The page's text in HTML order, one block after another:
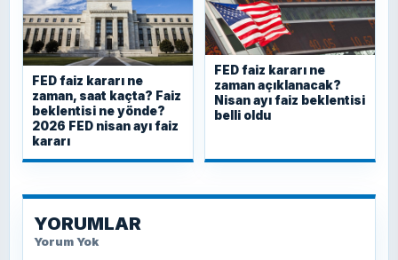
FED faiz kararı ne
zaman, saat kaçta? Faiz
beklentisi ne yönde?
2026 FED nisan ayı faiz
kararı
FED faiz kararı ne
zaman açıklanacak?
Nisan ayı faiz beklentisi
belli oldu
YORUMLAR
Yorum Yok